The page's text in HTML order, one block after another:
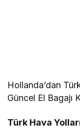
Hollanda’dan
Güncel El Bagajı
Türk Hava